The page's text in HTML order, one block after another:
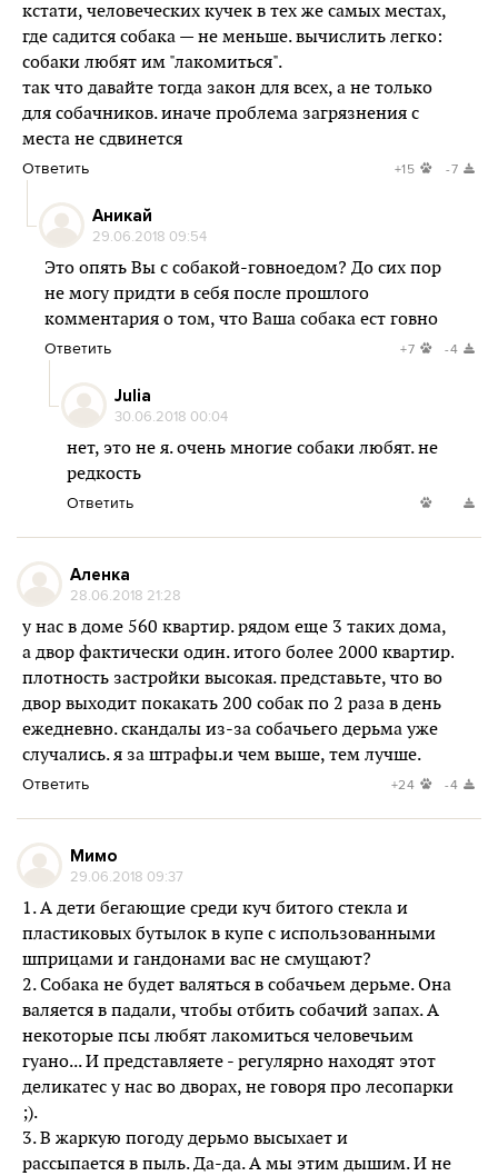
кстати, человеческих кучек в тех же самых местах,
где садится собака — не меньше. вычислить легко:
собаки любят им "лакомиться".
так что давайте тогда закон для всех, а не только
для собачников. иначе проблема загрязнения с
места не сдвинется
Ответить +15 -7
Аникай
29.06.2018 09:54
Это опять Вы с собакой-говноедом? До сих пор
не могу придти в себя после прошлого
комментария о том, что Ваша собака ест говно
Ответить +7 -4
Julia
30.06.2018 00:04
нет, это не я. очень многие собаки любят. не
редкость
Ответить
Аленка
28.06.2018 21:28
у нас в доме 560 квартир. рядом еще 3 таких дома,
а двор фактически один. итого более 2000 квартир.
плотность застройки высокая. представьте, что во
двор выходит покакать 200 собак по 2 раза в день
ежедневно. скандалы из-за собачьего дерьма уже
случались. я за штрафы.и чем выше, тем лучше.
Ответить +24 -4
Мимо
29.06.2018 09:37
1. А дети бегающие среди куч битого стекла и
пластиковых бутылок в купе с использованными
шприцами и гандонами вас не смущают?
2. Собака не будет валяться в собачьем дерьме. Она
валяется в падали, чтобы отбить собачий запах. А
некоторые псы любят лакомиться человечьим
гуано... И представляете - регулярно находят этот
деликатес у нас во дворах, не говоря про лесопарки
;).
3. В жаркую погоду дерьмо высыхает и
рассыпается в пыль. Да-да. А мы этим дышим. И не